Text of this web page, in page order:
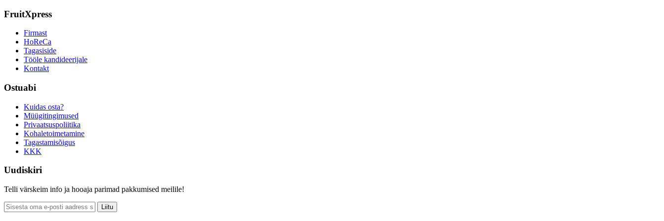
FruitXpress
Firmast
HoReCa
Tagasiside
Tööle kandideerijale
Kontakt
Ostuabi
Kuidas osta?
Müügitingimused
Privaatsuspoliitika
Kohaletoimetamine
Tagastamisõigus
KKK
Uudiskiri
Telli värskeim info ja hooaja parimad pakkumised meilile!
Liitu